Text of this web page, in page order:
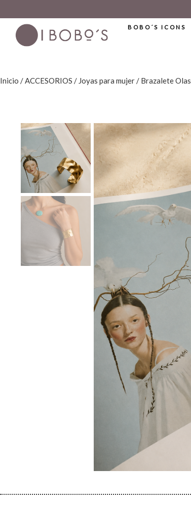
BOBO´S ICONS
Inicio /ACCESORIOS / Joyas para mujer/ Brazalete Olas